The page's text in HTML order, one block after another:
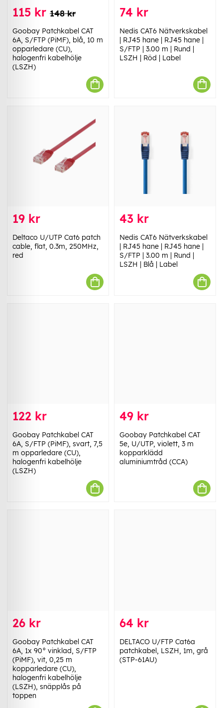
115 kr 148 kr
Goobay Patchkabel CAT
6A, S/FTP (PiMF), blå, 10 m
opparledare (CU),
halogenfri kabelhölje
(LSZH)
74 kr
Nedis CAT6 Nätverkskabel
| RJ45 hane | RJ45 hane |
S/FTP | 3.00 m | Rund |
LSZH | Röd | Label
19 kr
Deltaco U/UTP Cat6 patch
cable, flat, 0.3m, 250MHz,
red
43 kr
Nedis CAT6 Nätverkskabel
| RJ45 hane | RJ45 hane |
S/FTP | 3.00 m | Rund |
LSZH | Blå | Label
122 kr
Goobay Patchkabel CAT
6A, S/FTP (PiMF), svart, 7,5
m opparledare (CU),
halogenfri kabelhölje
(LSZH)
49 kr
Goobay Patchkabel CAT
5e, U/UTP, violett, 3 m
kopparklädd
aluminiumtråd (CCA)
26 kr
Goobay Patchkabel CAT
6A, 1x 90° vinklad, S/FTP
(PiMF), vit, 0,25 m
kopparledare (CU),
halogenfri kabelhölje
(LSZH), snäpplås på
toppen
64 kr
DELTACO U/FTP Cat6a
patchkabel, LSZH, 1m, grå
(STP-61AU)